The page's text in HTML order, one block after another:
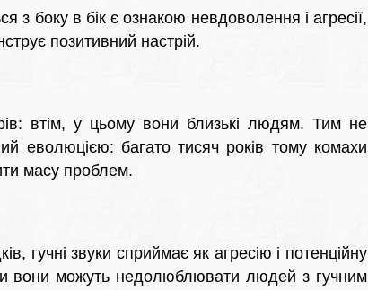
з боку в бік є ознакою невдоволення і агресії,
позитивний настрій.
втім, у цьому вони близькі людям. Тим не
еволюцією: багато тисяч років тому комахи
масу проблем.
гучні звуки сприймає як агресію і потенційну
вони можуть недолюблювати людей з гучним